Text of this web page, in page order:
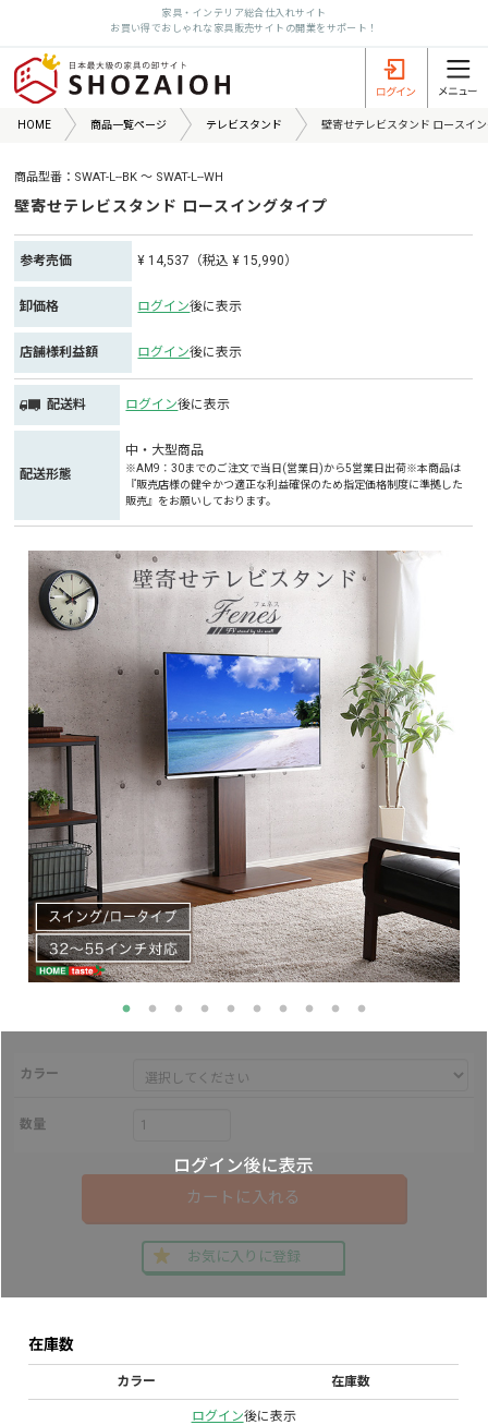
家具・インテリア総合仕入れサイト
お買い得でおしゃれな家具販売サイトの開業をサポート！
HOME 商品一覧ページ テレビスタンド 壁寄せテレビスタンド ロースイ
商品型番：SWAT-L--BK ～ SWAT-L--WH
壁寄せテレビスタンド ロースイングタイプ
参考売価 ¥ 14,537（税込 ¥ 15,990）
卸価格 ログイン後に表示
店舗様利益額 ログイン後に表示
配送料 ログイン後に表示
配送形態
中・大型商品
※AM9：30までのご注文で当日(営業日)から5営業日出荷※本商品は
『販売店様の健全かつ適正な利益確保のため指定価格制度に準拠した
販売』をお願いしております。
カラー
数量
カートに入れる
お気に入りに登録
在庫数
カラー 在庫数
ログイン後に表示